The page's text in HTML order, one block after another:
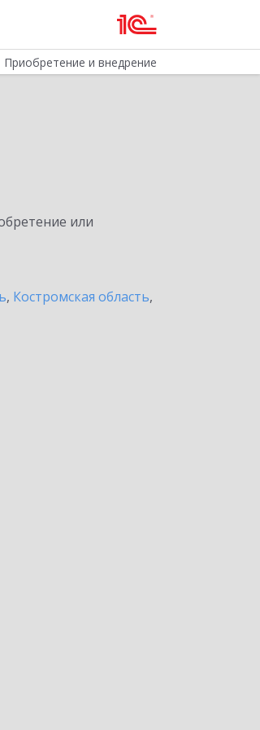
Приобретение и внедрение
или
, Костромская область,